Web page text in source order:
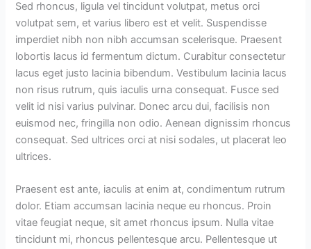
Sed rhoncus, ligula vel tincidunt volutpat, metus orci
volutpat sem, et varius libero est et velit. Suspendisse
imperdiet nibh non nibh accumsan scelerisque. Praesent
lobortis lacus id fermentum dictum. Curabitur consectetur
lacus eget justo lacinia bibendum. Vestibulum lacinia lacus
non risus rutrum, quis iaculis urna consequat. Fusce sed
velit id nisi varius pulvinar. Donec arcu dui, facilisis non
euismod nec, fringilla non odio. Aenean dignissim rhoncus
consequat. Sed ultrices orci at nisi sodales, ut placerat leo
ultrices.
Praesent est ante, iaculis at enim at, condimentum rutrum
dolor. Etiam accumsan lacinia neque eu rhoncus. Proin
vitae feugiat neque, sit amet rhoncus ipsum. Nulla vitae
tincidunt mi, rhoncus pellentesque arcu. Pellentesque ut